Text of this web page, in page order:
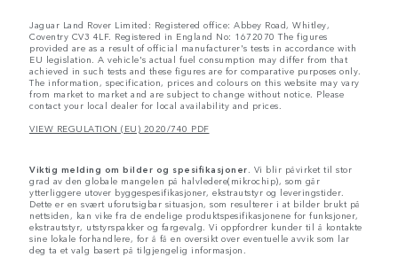
Jaguar Land Rover Limited: Registered office: Abbey Road, Whitley,
Coventry CV3 4LF. Registered in England No: 1672070 The figures
provided are as a result of official manufacturer's tests in accordance with
EU legislation. A vehicle's actual fuel consumption may differ from that
achieved in such tests and these figures are for comparative purposes only.
The information, specification, prices and colours on this website may vary
from market to market and are subject to change without notice. Please
contact your local dealer for local availability and prices.
VIEW REGULATION (EU) 2020/740 PDF
Viktig melding om bilder og spesifikasjoner. Vi blir påvirket til stor
grad av den globale mangelen på halvledere(mikrochip), som går
ytterliggere utover byggespesifikasjoner, ekstrautstyr og leveringstider.
Dette er en svært uforutsigbar situasjon, som resulterer i at bilder brukt på
nettsiden, kan vike fra de endelige produktspesifikasjonene for funksjoner,
ekstrautstyr, utstyrspakker og fargevalg. Vi oppfordrer kunder til å kontakte
sine lokale forhandlere, for å få en oversikt over eventuelle avvik som lar
deg ta et valg basert på tilgjengelig informasjon.